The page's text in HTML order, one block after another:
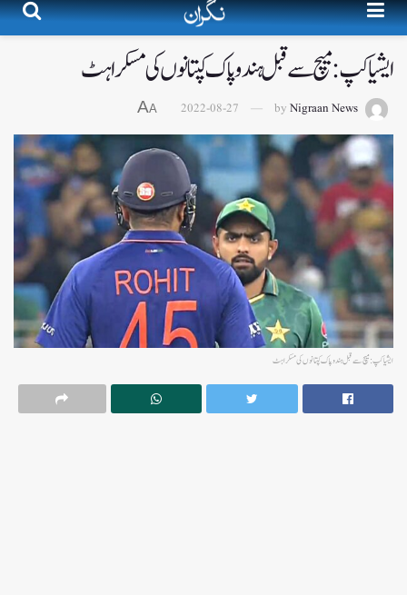
ایشیا کپ: میچ سے قبل ہندو پاک کپتانوں کی مسکراہٹ
by Nigraan News
2022-08-27
A
A
ایشیا کپ: میچ سے قبل ہندو پاک کپتانوں کی مسکراہٹ